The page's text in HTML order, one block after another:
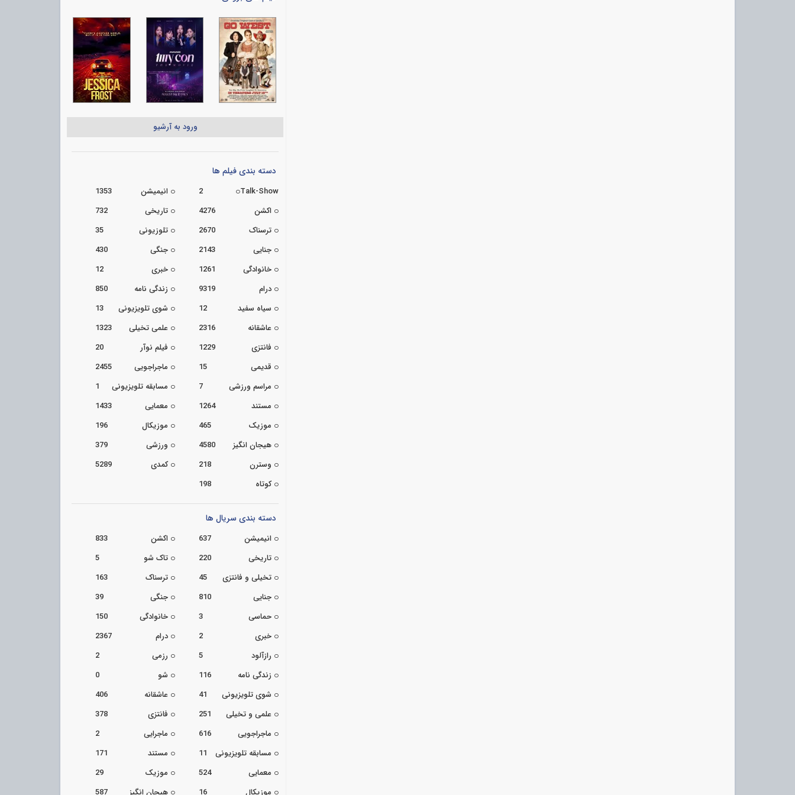
ورود به آرشیو
دسته بندی فیلم ها
Talk-Show
2 انیمیشن
1353
اکشن
4276 تاریخی
732
ترسناک
2670 تلوزیونی
35
جنایی
2143 جنگی
430
خانوادگی
1261 خبری
12
درام
9319 زندگی نامه
850
سیاه سفید
12 شوی تلویزیونی
13
عاشقانه
2316 علمی تخیلی
1323
فانتزی
1229 فیلم نوآر
20
قدیمی
15 ماجراجویی
2455
مراسم ورزشی
7 مسابقه تلویزیونی
1
مستند
1264 معمایی
1433
موزیک
465 موزیکال
196
هیجان انگیز
4580 ورزشی
379
وسترن
218 کمدی
5289
کوتاه
198
دسته بندی سریال ها
انیمیشن 637 اکشن
833
تاریخی
220 تاک شو
5
تخیلی و فانتزی
45 ترسناک
163
جنایی
810 جنگی
39
حماسی
3 خانوادگی
150
خبری
2 درام
2367
رازآلود
5 رزمی
2
زندگی نامه
116 شو
0
شوی تلویزیونی
41 عاشقانه
406
علمی و تخیلی
251 فانتزی
378
ماجراجویی
616 ماجرایی
2
مسابقه تلویزیونی
11 مستند
171
معمایی
524 موزیک
29
موزیکال
16 هیجان انگیز 587